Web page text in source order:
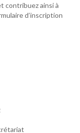
contribuez ainsi à
d’inscription